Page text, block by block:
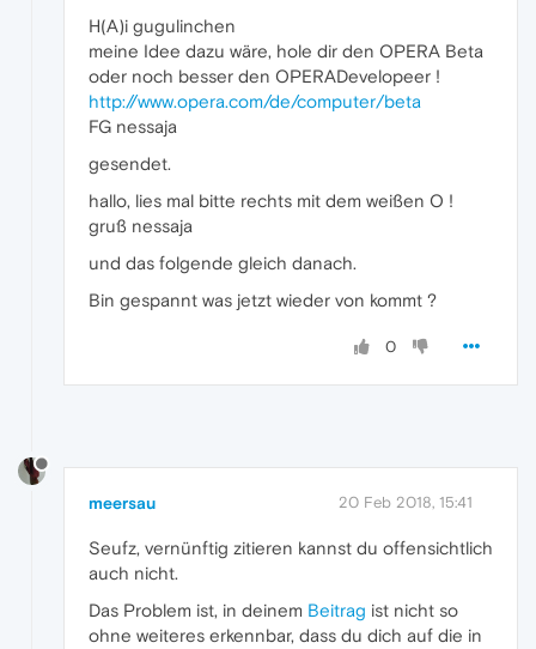
H(A)i gugulinchen
meine Idee dazu wäre, hole dir den OPERA Beta
oder noch besser den OPERADevelopeer !
http://www.opera.com/de/computer/beta
FG nessaja
gesendet.
hallo, lies mal bitte rechts mit dem weißen O !
gruß nessaja
und das folgende gleich danach.
Bin gespannt was jetzt wieder von kommt ?
0
meersau 20 Feb 2018, 15:41
Seufz, vernünftig zitieren kannst du offensichtlich
auch nicht.
Das Problem ist, in deinem Beitrag ist nicht so
ohne weiteres erkennbar, dass du dich auf die in